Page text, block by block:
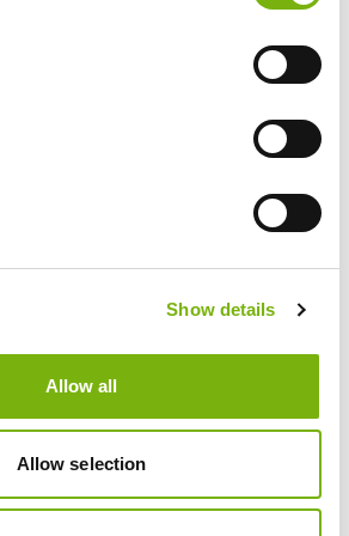
Show details
Allow all
Allow selection
red de paradas
y disfrutar de los